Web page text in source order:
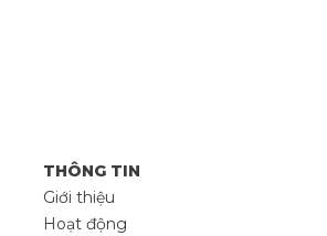
THÔNG TIN
Giới thiệu
Hoạt động